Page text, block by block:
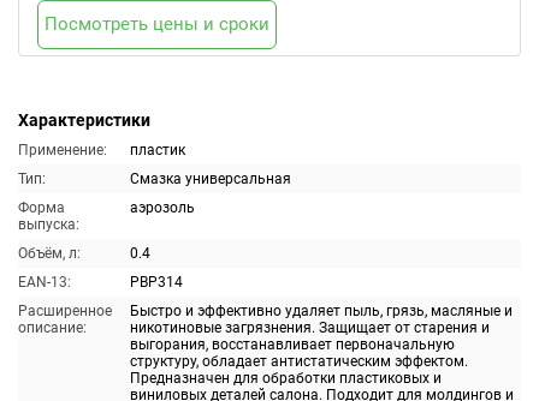
Характеристики
Применение:
пластик
Тип:
Смазка универсальная
Форма
выпуска:
аэрозоль
Объём, л:
0.4
EAN-13:
PBP314
Расширенное
описание:
Быстро и эффективно удаляет пыль, грязь, масляные и
никотиновые загрязнения. Защищает от старения и
выгорания, восстанавливает первоначальную
структуру, обладает антистатическим эффектом.
Предназначен для обработки пластиковых и
виниловых деталей салона. Подходит для молдингов и
Посмотреть цены и сроки